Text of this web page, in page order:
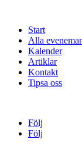
Start
Alla
Kalender
Artiklar
Kontakt
Tipsa oss
Följ
Följ